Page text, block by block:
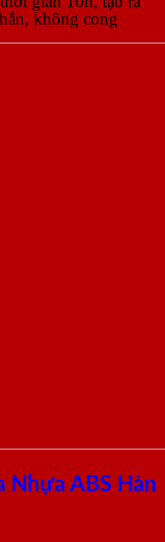
không cong
Nhựa ABS Hàn